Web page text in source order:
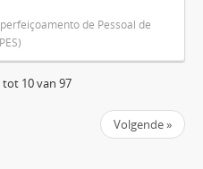
de Pessoal de
10 van 97
Volgende »